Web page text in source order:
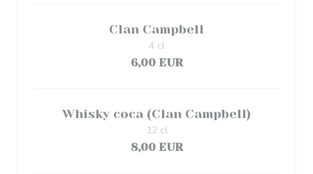
Clan Campbell
6,00 EUR
4 cl
Whisky coca (Clan Campbell)
8,00 EUR
12 cl